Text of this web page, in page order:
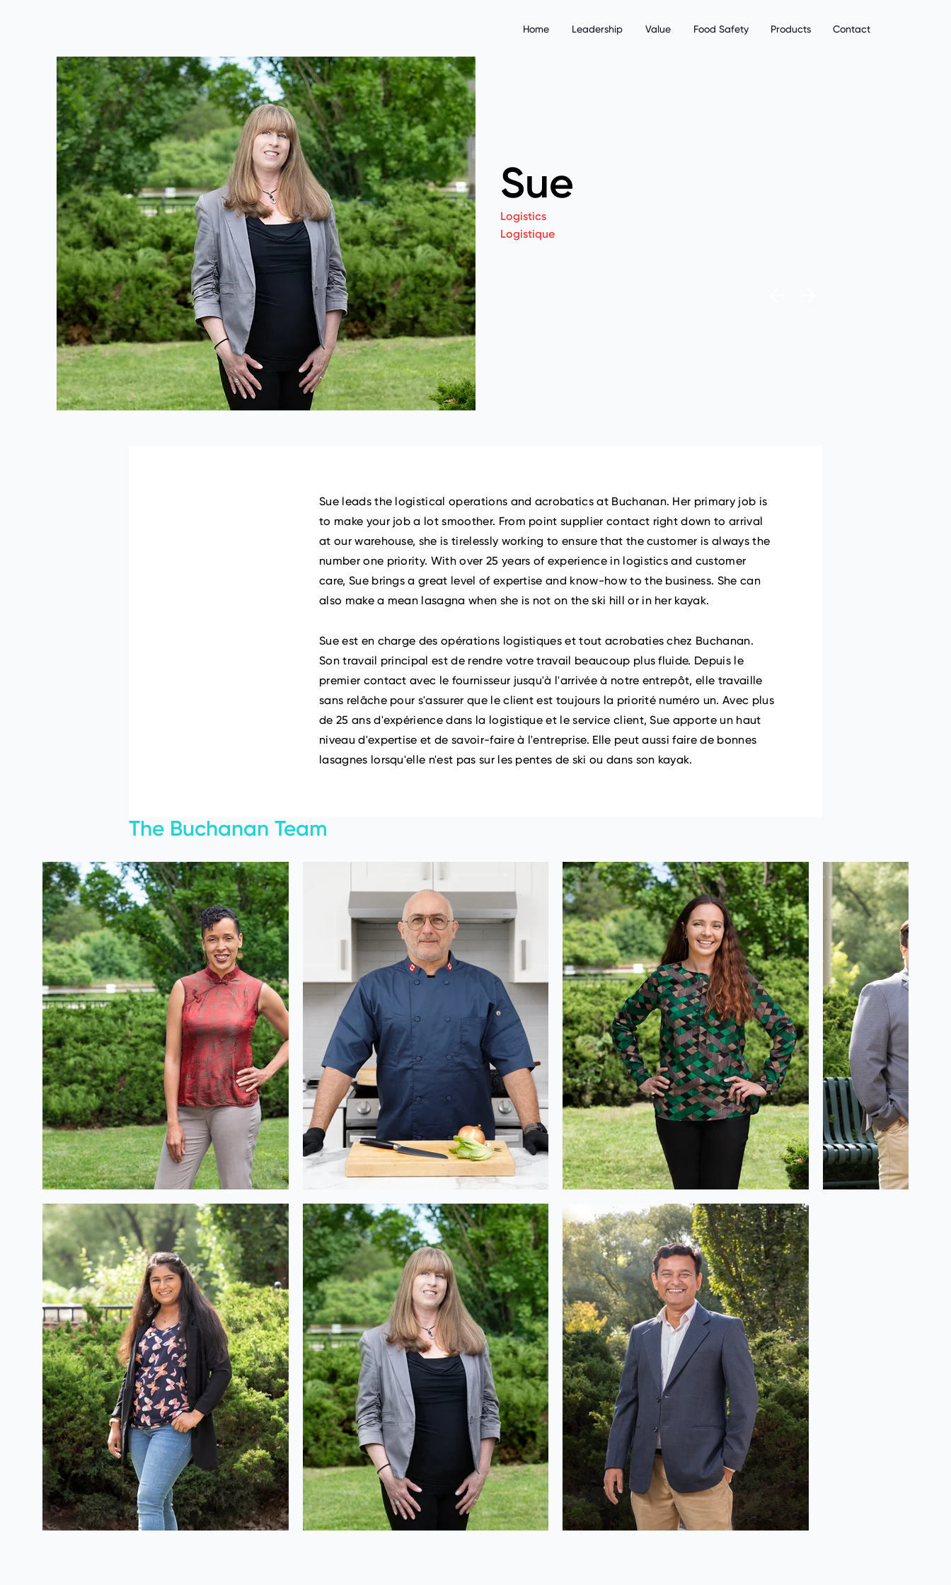
Home Leadership Value Food Safety Products Contact
Sue
Logistics
Logistique
Sue leads the logistical operations and acrobatics at Buchanan. Her primary job is
to make your job a lot smoother. From point supplier contact right down to arrival
at our warehouse, she is tirelessly working to ensure that the customer is always the
number one priority. With over 25 years of experience in logistics and customer
care, Sue brings a great level of expertise and know-how to the business. She can
also make a mean lasagna when she is not on the ski hill or in her kayak.
Sue est en charge des opérations logistiques et tout acrobaties chez Buchanan.
Son travail principal est de rendre votre travail beaucoup plus fluide. Depuis le
premier contact avec le fournisseur jusqu'à l'arrivée à notre entrepôt, elle travaille
sans relâche pour s'assurer que le client est toujours la priorité numéro un. Avec plus
de 25 ans d'expérience dans la logistique et le service client, Sue apporte un haut
niveau d'expertise et de savoir-faire à l'entreprise. Elle peut aussi faire de bonnes
lasagnes lorsqu'elle n'est pas sur les pentes de ski ou dans son kayak.
The Buchanan Team